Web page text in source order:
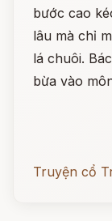
bước cao
lâu mà chỉ
lá chuôi.
bừa vào
Truyện cổ